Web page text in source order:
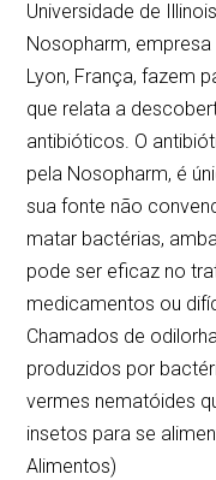
Universidade de
Nosopharm,
Lyon, França, fazem
que relata a
antibióticos. O
pela Nosopharm, é
sua fonte não
matar bactérias,
pode ser eficaz no
medicamentos ou
Chamados de
produzidos por
vermes nematóides
insetos para se
Alimentos)